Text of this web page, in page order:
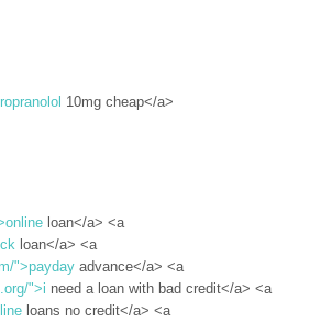
10mg cheap</a>
loan</a> <a
loan</a> <a
">payday advance</a> <a
">i need a loan with bad credit</a> <a
loans no credit</a> <a